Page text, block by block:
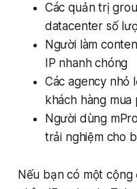
Các quản trị
datacenter số
Người làm
IP nhanh chóng
Các agency nhỏ
khách hàng mua
Người dùng
trải nghiệm cho
Nếu bạn có một